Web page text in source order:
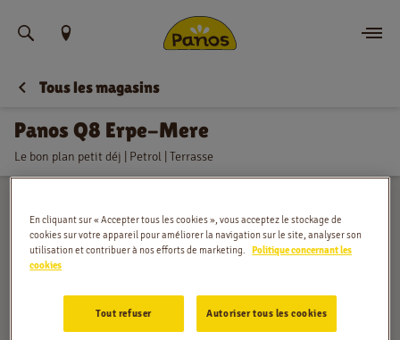
Trouvez votre emplacement
Nouvelles
Magasins
Contact
Tous les magasins
Le bon plan petit déj | Petrol | Terrasse
Panos Q8 Erpe-Mere
En cliquant sur « Accepter tous les cookies », vous acceptez le stockage de
cookies sur votre appareil pour améliorer la navigation sur le site, analyser son
utilisation et contribuer à nos efforts de marketing.
Politique concernant les
cookies
Tout refuser Autoriser tous les cookies